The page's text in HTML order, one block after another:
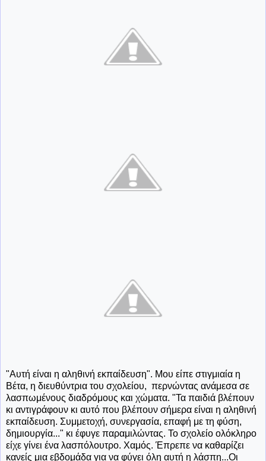
"Αυτή είναι η αληθινή εκπαίδευση". Μου είπε στιγμιαία η
Βέτα, η διευθύντρια του σχολείου, περνώντας ανάμεσα σε
λασπωμένους διαδρόμους και χώματα. "Τα παιδιά βλέπουν
κι αντιγράφουν κι αυτό που βλέπουν σήμερα είναι η αληθινή
εκπαίδευση. Συμμετοχή, συνεργασία, επαφή με τη φύση,
δημιουργία..." κι έφυγε παραμιλώντας. Το σχολείο ολόκληρο
είχε γίνει ένα λασπόλουτρο. Χαμός. Έπρεπε να καθαρίζει
κανείς μια εβδομάδα για να φύγει όλη αυτή η λάσπη...Οι